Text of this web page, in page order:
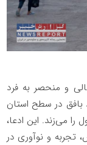
و منحصر به فرد
بافق در سطح استان
می‌زند. این ادعا،
تجربه و نوآوری در